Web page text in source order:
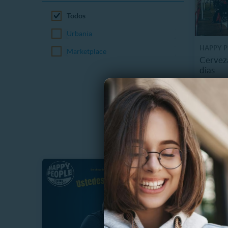
Todos
Urbania
Marketplace
dias
¡Mejor